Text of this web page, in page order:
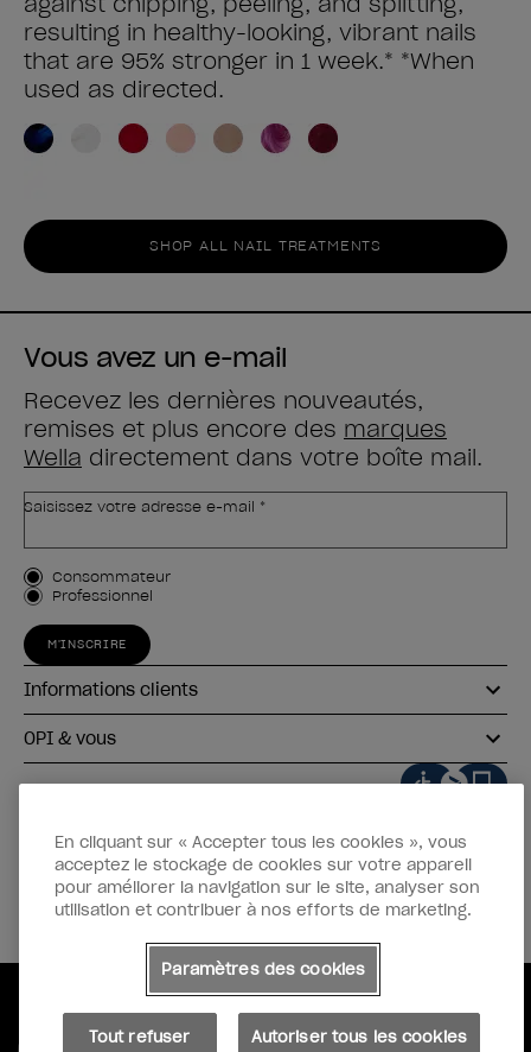
resulting in healthy-looking, vibrant nails
that are 95% stronger in 1 week.* *When
used as directed.
SHOP ALL NAIL TREATMENTS
Vous avez un e-mail
Recevez les dernières nouveautés,
remises et plus encore des marques
Wella directement dans votre boîte mail.
Saisissez votre adresse e-mail *
Type de client
Consommateur
Professionnel
M'INSCRIRE
Informations clients
OPI & vous
instagramfacebook
En cliquant sur « Accepter tous les cookies », vous
acceptez le stockage de cookies sur votre appareil
pour améliorer la navigation sur le site, analyser son
utilisation et contribuer à nos efforts de marketing.
Paramètres des cookies
Tout refuser Autoriser tous les cookies